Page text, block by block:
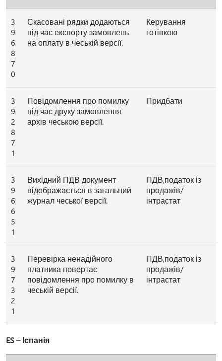
3
9
6
8
7
0
Скасовані рядки додаються
під час експорту замовлень
на оплату в чеській версії.
Керування
готівкою
3
9
2
8
7
1
Повідомлення про помилку
під час друку замовлення
архів чеською версії.
Придбати
3
9
6
6
5
1
Вихідний ПДВ документ
відображається в загальний
журнал чеської версії.
ПДВ,податок із
продажів/
інтрастат
3
9
7
3
2
1
Перевірка ненадійного
платника повертає
повідомлення про помилку в
чеській версії.
ПДВ,податок із
продажів/
інтрастат
ES – Іспанія